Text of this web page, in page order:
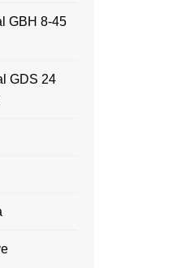
GBH 8-45
GDS 24